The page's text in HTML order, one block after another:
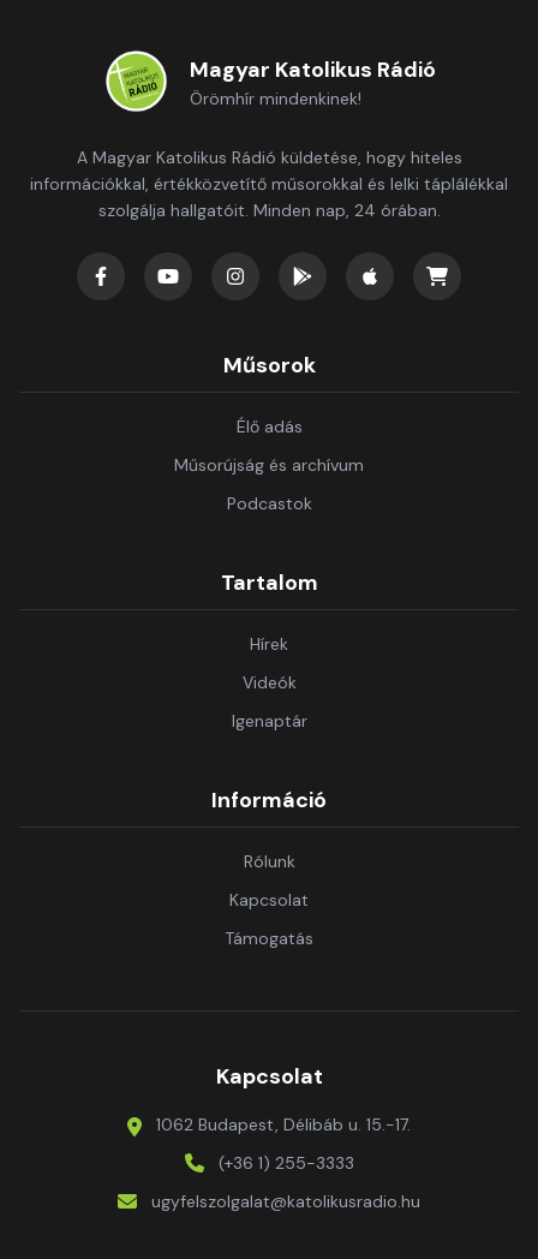
Magyar Katolikus Rádió
Örömhír mindenkinek!
A Magyar Katolikus Rádió küldetése, hogy hiteles
információkkal, értékközvetítő műsorokkal és lelki táplálékkal
szolgálja hallgatóit. Minden nap, 24 órában.
Műsorok
Élő adás
Műsorújság és archívum
Podcastok
Tartalom
Hírek
Videók
Igenaptár
Információ
Rólunk
Kapcsolat
Támogatás
Kapcsolat
1062 Budapest, Délibáb u. 15.-17.
(+36 1) 255-3333
ugyfelszolgalat@katolikusradio.hu